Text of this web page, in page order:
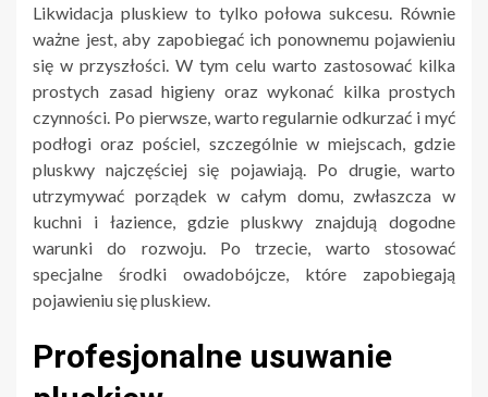
Likwidacja pluskiew to tylko połowa sukcesu. Równie
ważne jest, aby zapobiegać ich ponownemu pojawieniu
się w przyszłości. W tym celu warto zastosować kilka
prostych zasad higieny oraz wykonać kilka prostych
czynności. Po pierwsze, warto regularnie odkurzać i myć
podłogi oraz pościel, szczególnie w miejscach, gdzie
pluskwy najczęściej się pojawiają. Po drugie, warto
utrzymywać porządek w całym domu, zwłaszcza w
kuchni i łazience, gdzie pluskwy znajdują dogodne
warunki do rozwoju. Po trzecie, warto stosować
specjalne środki owadobójcze, które zapobiegają
pojawieniu się pluskiew.
Profesjonalne usuwanie